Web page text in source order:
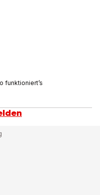
funktioniert’s